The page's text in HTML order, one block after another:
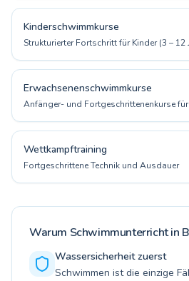
Kinderschwimmkurse
Strukturierter Fortschritt für Kinder (3 – 12
Erwachsenenschwimmkurse
Anfänger- und Fortgeschrittenenkurse
Wettkampftraining
Fortgeschrittene Technik und Ausdauer
Warum Schwimmunterricht in
Wassersicherheit zuerst
Schwimmen ist die einzige